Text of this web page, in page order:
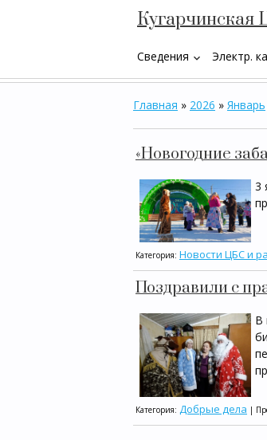
Сведения keyboard_arrow_down Электр.
Главная » 2026 » Январь
«Новогодние
3
Категория: Новости ЦБС и
Поздравили с
В
Категория: Добрые дела |